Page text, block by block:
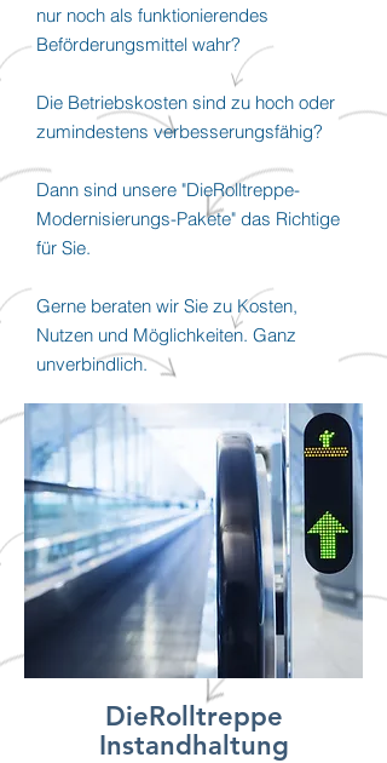
nur noch als funktionierendes
Beförderungsmittel wahr?
Die Betriebskosten sind zu hoch oder
zumindestens verbesserungsfähig?
Dann sind unsere "DieRolltreppe-
Modernisierungs-Pakete" das Richtige
für Sie.
Gerne beraten wir Sie zu Kosten,
Nutzen und Möglichkeiten. Ganz
unverbindlich.
DieRolltreppe
Instandhaltung